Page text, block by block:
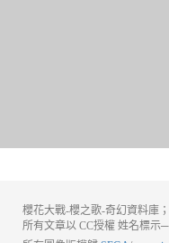
櫻花大戰-櫻之歌-奇幻資料庫
所有文章以 CC授權 姓名標示